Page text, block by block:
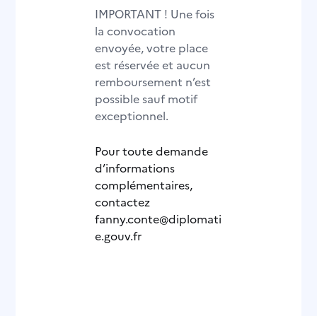
IMPORTANT ! Une fois
la convocation
envoyée, votre place
est réservée et aucun
remboursement n’est
possible sauf motif
exceptionnel.
Pour toute demande
d’informations
complémentaires,
contactez
fanny.conte@diplomati
e.gouv.fr